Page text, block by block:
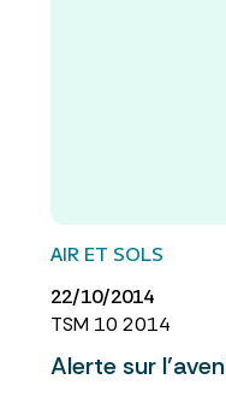
AIR ET SOLS
22/10/2014
TSM 10 2014
Alerte sur